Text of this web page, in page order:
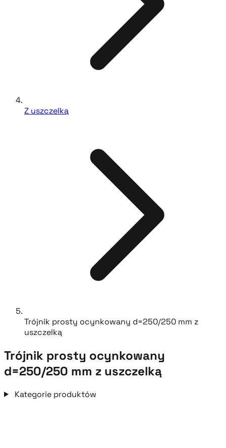
Z uszczelką
Trójnik prosty ocynkowany d=250/250 mm z
uszczelką
Trójnik prosty ocynkowany
d=250/250 mm z uszczelką
Kategorie produktów